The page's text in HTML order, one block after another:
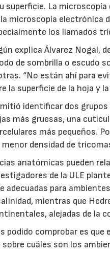
superficie. La
microscopía electrónica
los llamados
explica Álvarez Nogal,
de sombrilla o escudo
“No están ahí para
la superficie de la hoja y
identificar dos
más gruesas, una
más pequeños.
menor densidad de
anatómicas pueden
de la ULE
adecuadas para
mientras que
alejadas de la
podido comprobar es
cuáles son los